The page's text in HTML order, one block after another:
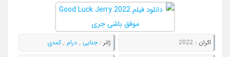
اکران :2022 ژانر :جنایی , درام ,کمدی